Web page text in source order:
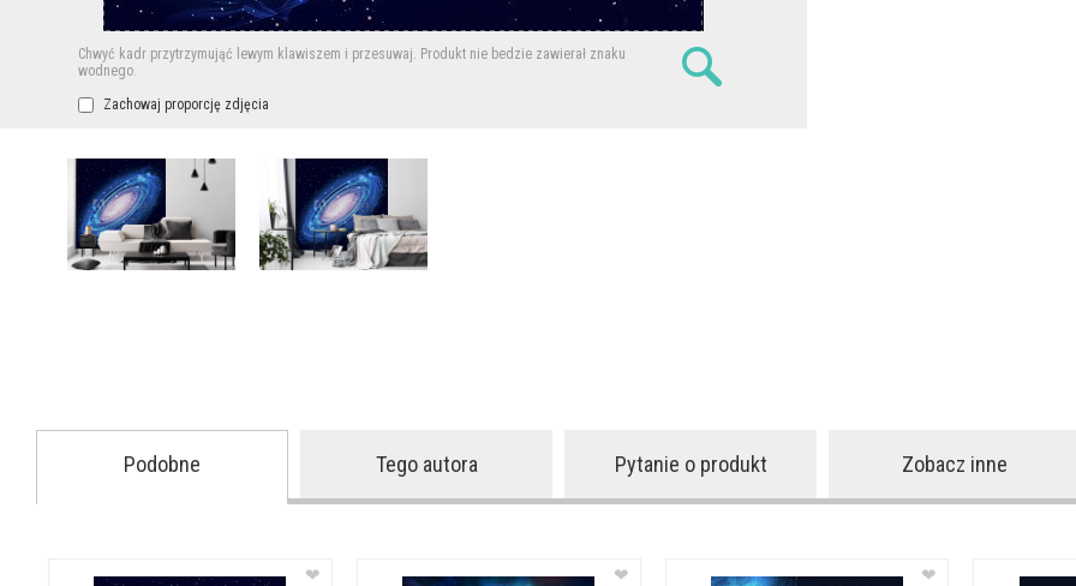
Chwyć kadr przytrzymująć lewym klawiszem i przesuwaj. Produkt nie bedzie zawierał znaku
wodnego.
Zachowaj proporcję zdjęcia
Podobne Tego autora Pytanie o produkt Zobacz inne
❤ ❤ ❤